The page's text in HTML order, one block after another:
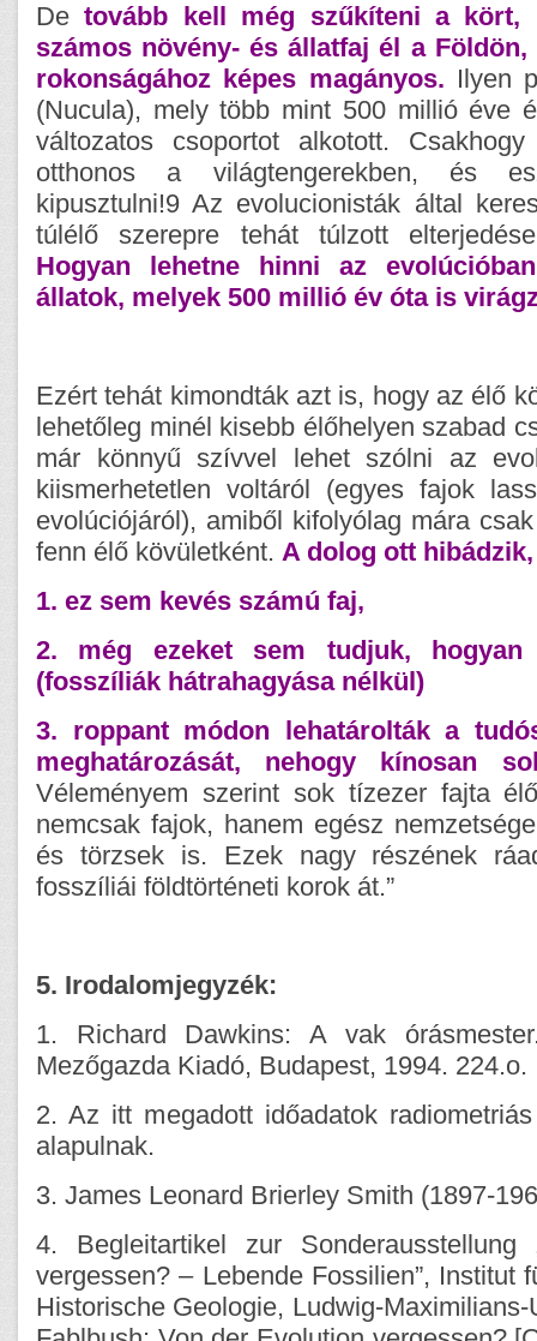
Detovább kell még szűkíteni a
számos növény- és állatfaj él a
rokonságához képes magányos. Ilyen
(Nucula), mely több mint 500 millió éve
változatos csoportot alkotott.
otthonos a világtengerekben, és
kipusztulni!9 Az evolucionisták által
túlélő szerepre tehát túlzott
Hogyan lehetne hinni az
állatok, melyek 500 millió év óta is
Ezért tehát kimondták azt is, hogy az élő
lehetőleg minél kisebb élőhelyen szabad
már könnyű szívvel lehet szólni az
kiismerhetetlen voltáról (egyes fajok
evolúciójáról), amiből kifolyólag mára
fenn élő kövületként. A dolog ott
1. ez sem kevés számú faj,
2. még ezeket sem tudjuk, hogyan
(fosszíliák hátrahagyása nélkül)
3. roppant módon lehatárolták a
meghatározását, nehogy kínosan
Véleményem szerint sok tízezer fajta
nemcsak fajok, hanem egész
és törzsek is. Ezek nagy részének
fosszíliái földtörténeti korok át.”
5. Irodalomjegyzék:
1. Richard Dawkins: A vak
Mezőgazda Kiadó, Budapest, 1994. 224.o.
2. Az itt megadott időadatok
alapulnak.
3. James Leonard Brierley Smith (1897-
4. Begleitartikel zur Sonderausstellung
vergessen? – Lebende Fossilien”, Institut
Historische Geologie, Ludwig-